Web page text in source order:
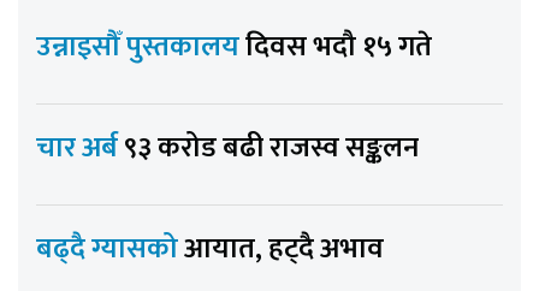
उन्नाइसौँ पुस्तकालयदिवस भदौ १५ गते
चार अर्ब९३ करोड बढी राजस्व सङ्कलन
बढ्दै ग्यासकोआयात, हट्दै अभाव